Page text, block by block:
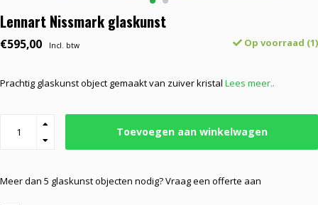
Lennart Nissmark glaskunst
€595,00 Incl. btw Op voorraad (1)
Prachtig glaskunst object gemaakt van zuiver kristal Lees meer..
Toevoegen aan winkelwagen
Meer dan 5 glaskunst objecten nodig? Vraag een offerte aan